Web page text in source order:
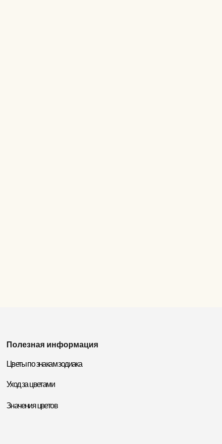
Полезная информация
Цветы по знакам зодиака
Уход за цветами
Значения цветов